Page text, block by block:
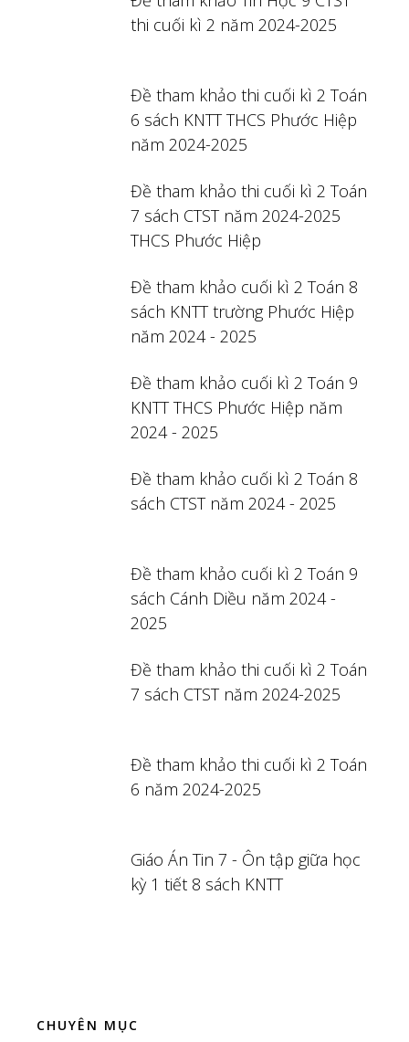
thi cuối kì 2 năm 2024-2025
Đề tham khảo thi cuối kì 2 Toán
6 sách KNTT THCS Phước Hiệp
năm 2024-2025
Đề tham khảo thi cuối kì 2 Toán
7 sách CTST năm 2024-2025
THCS Phước Hiệp
Đề tham khảo cuối kì 2 Toán 8
sách KNTT trường Phước Hiệp
năm 2024 - 2025
Đề tham khảo cuối kì 2 Toán 9
KNTT THCS Phước Hiệp năm
2024 - 2025
Đề tham khảo cuối kì 2 Toán 8
sách CTST năm 2024 - 2025
Đề tham khảo cuối kì 2 Toán 9
sách Cánh Diều năm 2024 -
2025
Đề tham khảo thi cuối kì 2 Toán
7 sách CTST năm 2024-2025
Đề tham khảo thi cuối kì 2 Toán
6 năm 2024-2025
Giáo Án Tin 7 - Ôn tập giữa học
kỳ 1 tiết 8 sách KNTT
CHUYÊN MỤC